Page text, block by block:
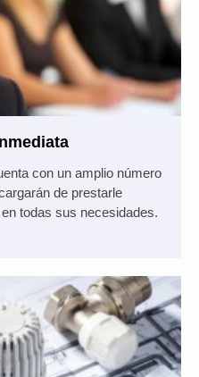
con un amplio número
de prestarle
todas sus necesidades.